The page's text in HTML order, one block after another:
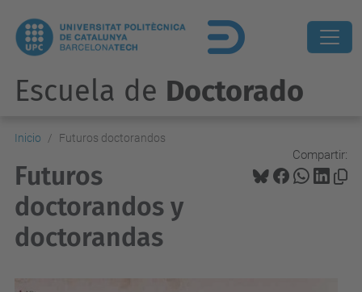
Escuela de Doctorado
Inicio Futuros doctorandos
Compartir:
Futuros
doctorandos y
doctorandas